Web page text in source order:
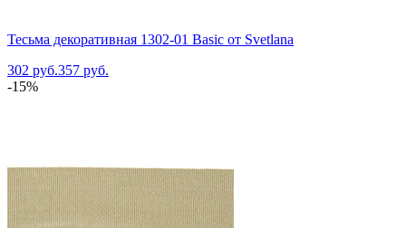
Тесьма декоративная 1302-01 Basic от Svetlana
302 руб.357 руб.
-15%